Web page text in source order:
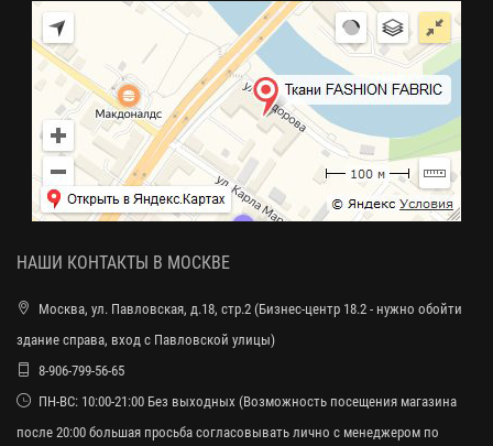
НАШИ КОНТАКТЫ В МОСКВЕ
Москва, ул. Павловская, д.18, стр.2 (Бизнес-центр 18.2 - нужно обойти
здание справа, вход с Павловской улицы)
8-906-799-56-65
ПН-ВС: 10:00-21:00 Без выходных (Возможность посещения магазина
после 20:00 большая просьба согласовывать лично с менеджером по